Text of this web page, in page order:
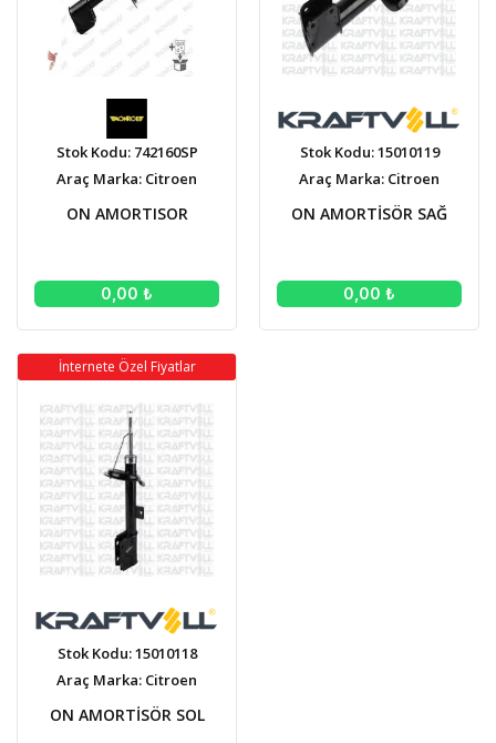
Stok Kodu: 742160SP
Araç Marka: Citroen
ON AMORTISOR
0,00 ₺
Stok Kodu: 15010119
Araç Marka: Citroen
ON AMORTİSÖR SAĞ
0,00 ₺
İnternete Özel Fiyatlar
Stok Kodu: 15010118
Araç Marka: Citroen
ON AMORTİSÖR SOL